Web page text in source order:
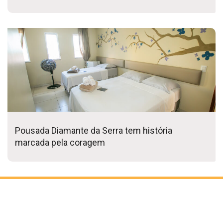
Pousada Diamante da Serra tem história
marcada pela coragem